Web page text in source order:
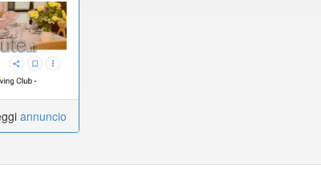
annuncio